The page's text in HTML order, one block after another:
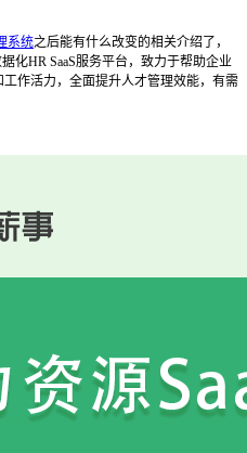
系统之后能有什么改变的相关介绍了，
化HR SaaS服务平台，致力于帮助企业
作活力，全面提升人才管理效能，有需